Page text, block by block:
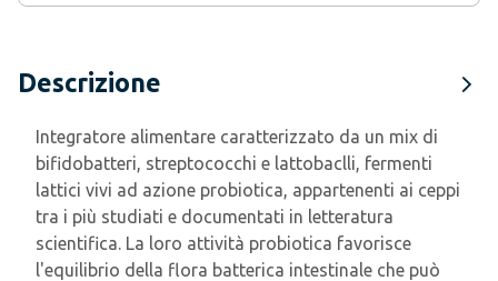
Descrizione
Integratore alimentare caratterizzato da un mix di
bifidobatteri, streptococchi e lattobaclli, fermenti
lattici vivi ad azione probiotica, appartenenti ai ceppi
tra i più studiati e documentati in letteratura
scientifica. La loro attività probiotica favorisce
l'equilibrio della flora batterica intestinale che può